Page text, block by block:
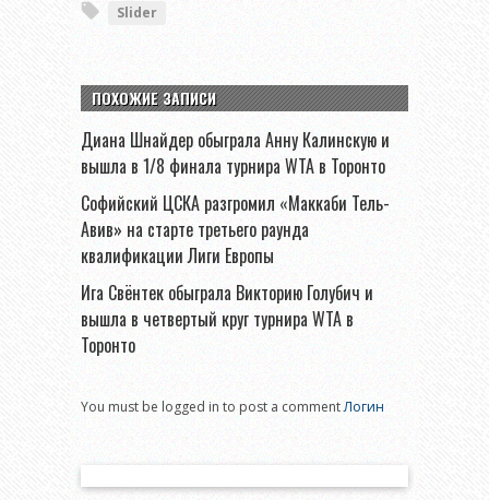
Slider
ПОХОЖИЕ ЗАПИСИ
Диана Шнайдер обыграла Анну Калинскую и
вышла в 1/8 финала турнира WTA в Торонто
Софийский ЦСКА разгромил «Маккаби Тель-
Авив» на старте третьего раунда
квалификации Лиги Европы
Ига Свёнтек обыграла Викторию Голубич и
вышла в четвертый круг турнира WTA в
Торонто
You must be logged in to post a commentЛогин